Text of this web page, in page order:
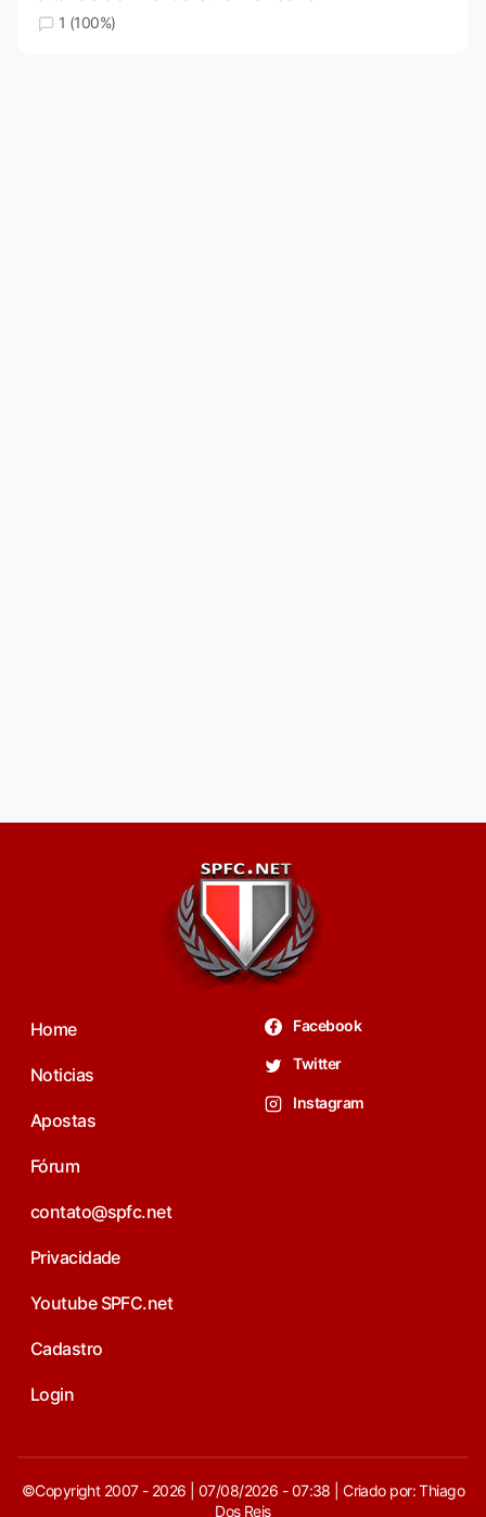
1 (100%)
Home
Noticias
Apostas
Fórum
contato@spfc.net
Privacidade
Youtube SPFC.net
Cadastro
Login
Facebook
Twitter
Instagram
©Copyright 2007 - 2026 | 07/08/2026 - 07:38 | Criado por: Thiago
Dos Reis